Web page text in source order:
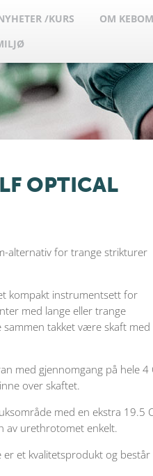
/KURS
OM
OPTICAL
alternativ for trange strikturer
kompakt instrumentsett for
med lange eller trange
takket være skaft med
med gjennomgang på hele
over skaftet.
med en ekstra 19.5
av urethrotomet enkelt.
et kvalitetsprodukt og